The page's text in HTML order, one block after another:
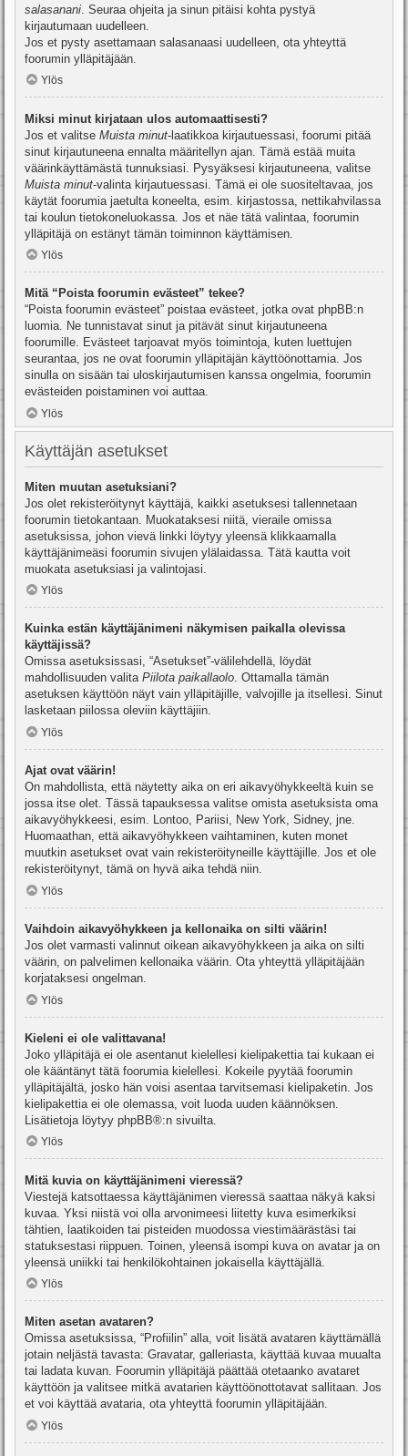
salasanani . Seuraa ohjeita ja sinun pitäisi kohta pystyä
kirjautumaan uudelleen.
Jos et pysty asettamaan salasanaasi uudelleen, ota yhteyttä
foorumin ylläpitäjään.
Ylös
Miksi minut kirjataan ulos automaattisesti?
Jos et valitse Muista minut-laatikkoa kirjautuessasi, foorumi pitää
sinut kirjautuneena ennalta määritellyn ajan. Tämä estää muita
väärinkäyttämästä tunnuksiasi. Pysyäksesi kirjautuneena, valitse
Muista minut-valinta kirjautuessasi. Tämä ei ole suositeltavaa, jos
käytät foorumia jaetulta koneelta, esim. kirjastossa, nettikahvilassa
tai koulun tietokoneluokassa. Jos et näe tätä valintaa, foorumin
ylläpitäjä on estänyt tämän toiminnon käyttämisen.
Ylös
Mitä “Poista foorumin evästeet” tekee?
“Poista foorumin evästeet” poistaa evästeet, jotka ovat phpBB:n
luomia. Ne tunnistavat sinut ja pitävät sinut kirjautuneena
foorumille. Evästeet tarjoavat myös toimintoja, kuten luettujen
seurantaa, jos ne ovat foorumin ylläpitäjän käyttöönottamia. Jos
sinulla on sisään tai uloskirjautumisen kanssa ongelmia, foorumin
evästeiden poistaminen voi auttaa.
Ylös
Käyttäjän asetukset
Miten muutan asetuksiani?
Jos olet rekisteröitynyt käyttäjä, kaikki asetuksesi tallennetaan
foorumin tietokantaan. Muokataksesi niitä, vieraile omissa
asetuksissa, johon vievä linkki löytyy yleensä klikkaamalla
käyttäjänimeäsi foorumin sivujen ylälaidassa. Tätä kautta voit
muokata asetuksiasi ja valintojasi.
Ylös
Kuinka estän käyttäjänimeni näkymisen paikalla olevissa
käyttäjissä?
Omissa asetuksissasi, “Asetukset”-välilehdellä, löydät
mahdollisuuden valita Piilota paikallaolo. Ottamalla tämän
asetuksen käyttöön näyt vain ylläpitäjille, valvojille ja itsellesi. Sinut
lasketaan piilossa oleviin käyttäjiin.
Ylös
Ajat ovat väärin!
On mahdollista, että näytetty aika on eri aikavyöhykkeeltä kuin se
jossa itse olet. Tässä tapauksessa valitse omista asetuksista oma
aikavyöhykkeesi, esim. Lontoo, Pariisi, New York, Sidney, jne.
Huomaathan, että aikavyöhykkeen vaihtaminen, kuten monet
muutkin asetukset ovat vain rekisteröityneille käyttäjille. Jos et ole
rekisteröitynyt, tämä on hyvä aika tehdä niin.
Ylös
Vaihdoin aikavyöhykkeen ja kellonaika on silti väärin!
Jos olet varmasti valinnut oikean aikavyöhykkeen ja aika on silti
väärin, on palvelimen kellonaika väärin. Ota yhteyttä ylläpitäjään
korjataksesi ongelman.
Ylös
Kieleni ei ole valittavana!
Joko ylläpitäjä ei ole asentanut kielellesi kielipakettia tai kukaan ei
ole kääntänyt tätä foorumia kielellesi. Kokeile pyytää foorumin
ylläpitäjältä, josko hän voisi asentaa tarvitsemasi kielipaketin. Jos
kielipakettia ei ole olemassa, voit luoda uuden käännöksen.
Lisätietoja löytyy phpBB®:n sivuilta.
Ylös
Mitä kuvia on käyttäjänimeni vieressä?
Viestejä katsottaessa käyttäjänimen vieressä saattaa näkyä kaksi
kuvaa. Yksi niistä voi olla arvonimeesi liitetty kuva esimerkiksi
tähtien, laatikoiden tai pisteiden muodossa viestimäärästäsi tai
statuksestasi riippuen. Toinen, yleensä isompi kuva on avatar ja on
yleensä uniikki tai henkilökohtainen jokaisella käyttäjällä.
Ylös
Miten asetan avataren?
Omissa asetuksissa, “Profiilin” alla, voit lisätä avataren käyttämällä
jotain neljästä tavasta: Gravatar, galleriasta, käyttää kuvaa muualta
tai ladata kuvan. Foorumin ylläpitäjä päättää otetaanko avataret
käyttöön ja valitsee mitkä avatarien käyttöönottotavat sallitaan. Jos
et voi käyttää avataria, ota yhteyttä foorumin ylläpitäjään.
Ylös